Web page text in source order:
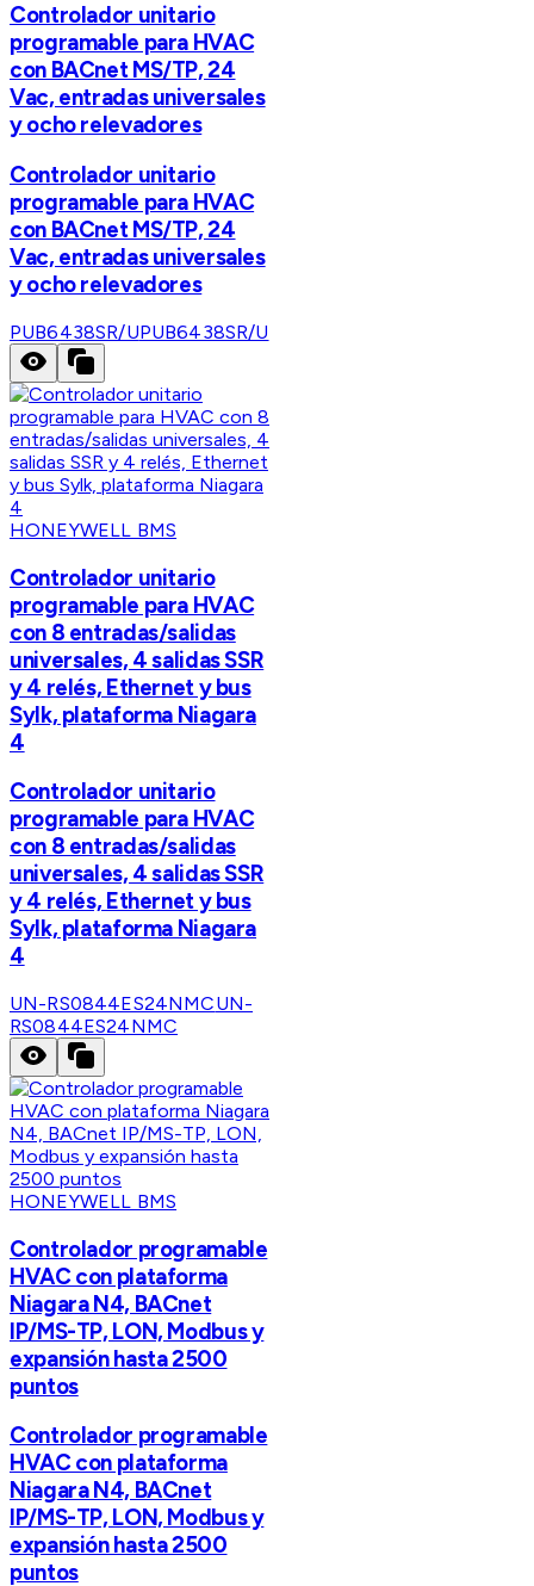
Controlador unitario
programable para HVAC
con BACnet MS/TP, 24
Vac, entradas universales
y ocho relevadores
Controlador unitario
programable para HVAC
con BACnet MS/TP, 24
Vac, entradas universales
y ocho relevadores
PUB6438SR/UPUB6438SR/U
HONEYWELL BMS
Controlador unitario
programable para HVAC
con 8 entradas/salidas
universales, 4 salidas SSR
y 4 relés, Ethernet y bus
Sylk, plataforma Niagara
4
Controlador unitario
programable para HVAC
con 8 entradas/salidas
universales, 4 salidas SSR
y 4 relés, Ethernet y bus
Sylk, plataforma Niagara
4
UN-RS0844ES24NMCUN-
RS0844ES24NMC
HONEYWELL BMS
Controlador programable
HVAC con plataforma
Niagara N4, BACnet
IP/MS-TP, LON, Modbus y
expansión hasta 2500
puntos
Controlador programable
HVAC con plataforma
Niagara N4, BACnet
IP/MS-TP, LON, Modbus y
expansión hasta 2500
puntos